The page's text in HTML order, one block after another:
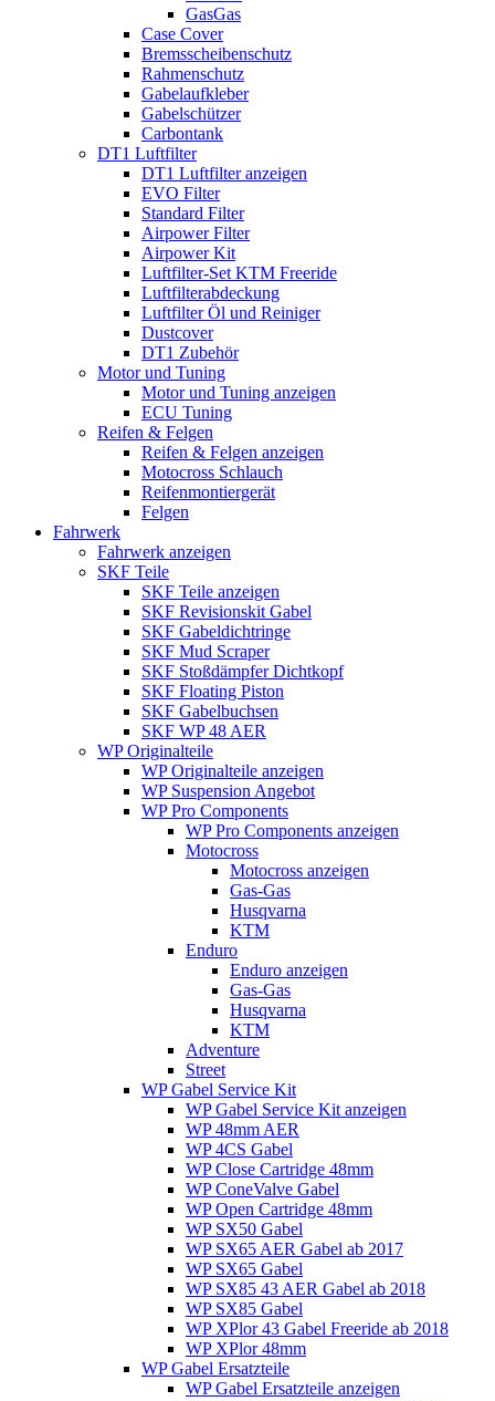
GasGas
Case Cover
Bremsscheibenschutz
Rahmenschutz
Gabelaufkleber
Gabelschützer
Carbontank
DT1 Luftfilter
DT1 Luftfilter anzeigen
EVO Filter
Standard Filter
Airpower Filter
Airpower Kit
Luftfilter-Set KTM Freeride
Luftfilterabdeckung
Luftfilter Öl und Reiniger
Dustcover
DT1 Zubehör
Motor und Tuning
Motor und Tuning anzeigen
ECU Tuning
Reifen & Felgen
Reifen & Felgen anzeigen
Motocross Schlauch
Reifenmontiergerät
Felgen
Fahrwerk
Fahrwerk anzeigen
SKF Teile
SKF Teile anzeigen
SKF Revisionskit Gabel
SKF Gabeldichtringe
SKF Mud Scraper
SKF Stoßdämpfer Dichtkopf
SKF Floating Piston
SKF Gabelbuchsen
SKF WP 48 AER
WP Originalteile
WP Originalteile anzeigen
WP Suspension Angebot
WP Pro Components
WP Pro Components anzeigen
Motocross
Motocross anzeigen
Gas-Gas
Husqvarna
KTM
Enduro
Enduro anzeigen
Gas-Gas
Husqvarna
KTM
Adventure
Street
WP Gabel Service Kit
WP Gabel Service Kit anzeigen
WP 48mm AER
WP 4CS Gabel
WP Close Cartridge 48mm
WP ConeValve Gabel
WP Open Cartridge 48mm
WP SX50 Gabel
WP SX65 AER Gabel ab 2017
WP SX65 Gabel
WP SX85 43 AER Gabel ab 2018
WP SX85 Gabel
WP XPlor 43 Gabel Freeride ab 2018
WP XPlor 48mm
WP Gabel Ersatzteile
WP Gabel Ersatzteile anzeigen